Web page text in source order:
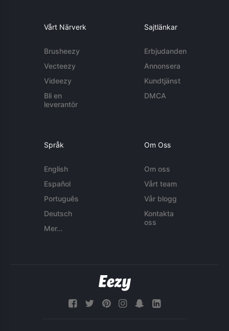
Vårt Närverk
Brusheezy
Vecteezy
Videezy
Bli en
leverantör
Sajtlänkar
Erbjudanden
Annonsera
Kundtjänst
DMCA
Språk
English
Español
Português
Deutsch
Mer...
Om Oss
Om oss
Vårt team
Vår blogg
Kontakta
oss